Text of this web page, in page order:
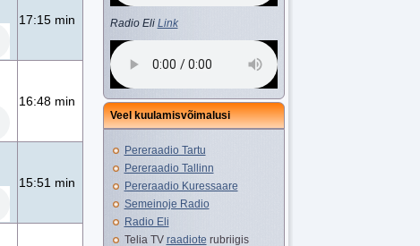
17:15 min
16:48 min
15:51 min
Radio Eli Link
Veel kuulamisvõimalusi
Pereraadio Tartu
Pereraadio Tallinn
Pereraadio Kuressaare
Semeinoje Radio
Radio Eli
Telia TV raadiote rubriigis